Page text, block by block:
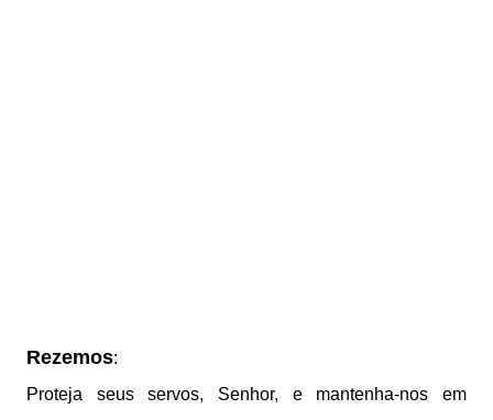
Rezemos:
Proteja seus servos, Senhor, e mantenha-nos em